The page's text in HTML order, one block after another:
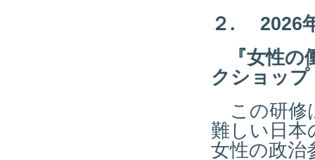
２. 2026
『女性
クショップ
この研修
難しい日本
女性の政治